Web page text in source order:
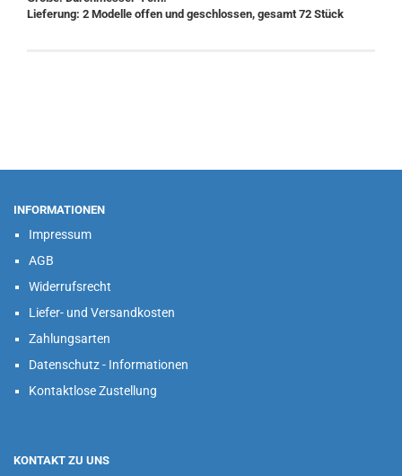
Lieferung: 2 Modelle offen und geschlossen, gesamt 72 Stück
INFORMATIONEN
Impressum
AGB
Widerrufsrecht
Liefer- und Versandkosten
Zahlungsarten
Datenschutz - Informationen
Kontaktlose Zustellung
KONTAKT ZU UNS